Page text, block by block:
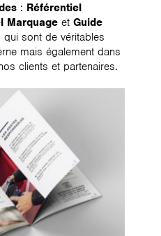
: Référentiel
Marquageet Guide
qui sont de véritables
mais également dans
clients et partenaires.